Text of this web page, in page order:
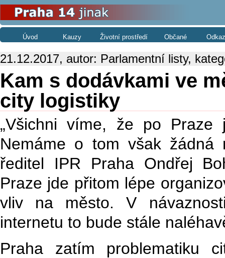
Úvod Kauzy Životní prostředí Občané
21.12.2017, autor: Parlamentní listy,
Kam s dodávkami ve
city logistiky
„Všichni víme, že po Praze
Nemáme o tom však žádná
ředitel IPR Praha Ondřej
Praze jde přitom lépe
vliv na město. V
internetu to bude stále
Praha zatím problematiku